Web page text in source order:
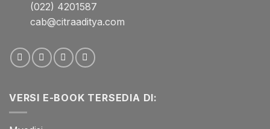
(022) 4201587
cab@citraaditya.com
VERSI E-BOOK TERSEDIA DI: